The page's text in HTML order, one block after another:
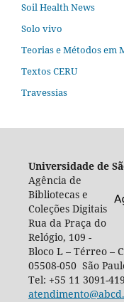
Soil Health News
Solo vivo
Teorias e Métodos em
Textos CERU
Travessias
Universidade de
Agência de
Bibliotecas e
Coleções Digitais
Rua da Praça do
Relógio, 109 -
Bloco L – Térreo –
05508-050 São
Tel: +55 11 3091-